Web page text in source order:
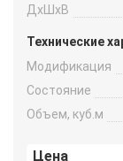
ДxШxВ
Технические
Модификация
Состояние
Объем, куб.м
Цена